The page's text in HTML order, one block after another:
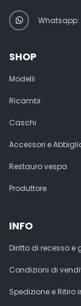
Whatsapp:
SHOP
Modelli
Ricambi
Caschi
Accessori e
Restauro vespa
Produttore
INFO
Diritto di recesso e
Condizioni di
Spedizione e Ritiro